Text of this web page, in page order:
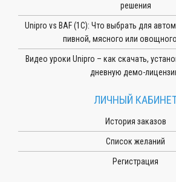
решения
Unipro vs BAF (1С): Что выбрать для
пивной, мясного или
Видео уроки Unipro – как скачать,
дневную демо-
ЛИЧНЫЙ
История заказов
Список желаний
Регистрация